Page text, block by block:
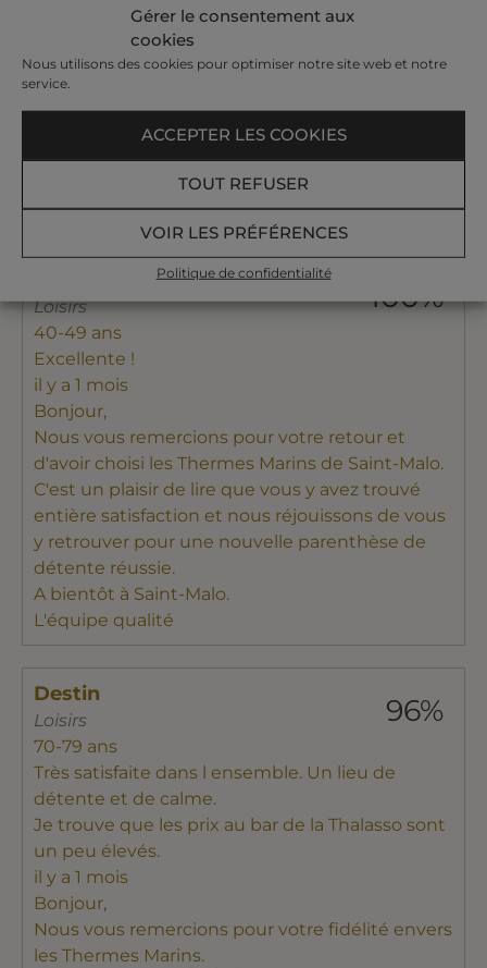
Gérer le consentement aux
cookies
Nous utilisons des cookies pour optimiser notre site web et notre
service.
ACCEPTER LES COOKIES
TOUT REFUSER
VOIR LES PRÉFÉRENCES
Politique de confidentialité
C'est un plaisir de lire que vous avez passé un
agréable séjour.
Nous vous remercions d'avoir pris le temps
profiter longuement des bienfaits de votre cure
Dans l'attente du plaisir de vous retrouver.
L'équipe qualité
Loisirs
40-49 ans
100%
Excellente !
il y a 1 mois
Bonjour,
Nous vous remercions pour votre retour et
d'avoir choisi les Thermes Marins de Saint-Malo.
C'est un plaisir de lire que vous y avez trouvé
entière satisfaction et nous réjouissons de vous
y retrouver pour une nouvelle parenthèse de
détente réussie.
A bientôt à Saint-Malo.
L'équipe qualité
Destin
Loisirs
70-79 ans
96%
Très satisfaite dans l ensemble. Un lieu de
détente et de calme.
Je trouve que les prix au bar de la Thalasso sont
un peu élevés.
il y a 1 mois
Bonjour,
Nous vous remercions pour votre fidélité envers
les Thermes Marins.